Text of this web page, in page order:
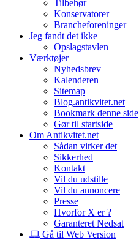
Tilbehør
Konservatorer
Brancheforeninger
Jeg fandt det ikke
Opslagstavlen
Værktøjer
Nyhedsbrev
Kalenderen
Sitemap
Blog.antikvitet.net
Bookmark denne side
Gør til startside
Om Antikvitet.net
Sådan virker det
Sikkerhed
Kontakt
Vil du udstille
Vil du annoncere
Presse
Hvorfor X er ?
Garanteret Nedsat
Gå til Web Version